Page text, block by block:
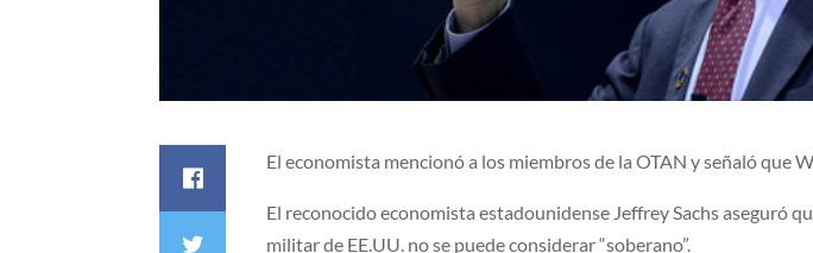
El economista mencionó a los miembros de la OTAN y señaló que
El reconocido economista estadounidense Jeffrey Sachs aseguró
militar de EE.UU. no se puede considerar “soberano”.